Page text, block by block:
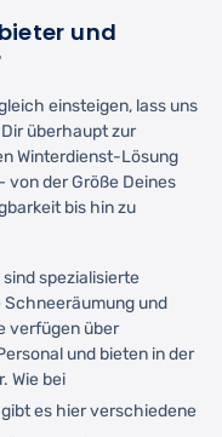
und
einsteigen, lass uns
überhaupt zur
Winterdienst-Lösung
von der Größe Deines
bis hin zu
sind spezialisierte
Schneeräumung und
verfügen über
und bieten in der
Wie bei
es hier verschiedene